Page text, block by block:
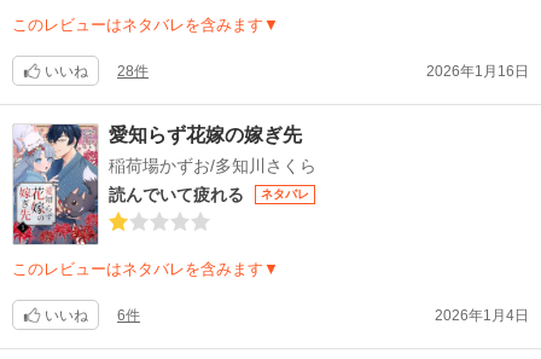
このレビューはネタバレを含みます▼
いいね 28件 2026年1月16日
愛知らず花嫁の嫁ぎ先
稲荷場かずお/多知川さくら
読んでいて疲れる
ネタバレ
このレビューはネタバレを含みます▼
いいね 6件 2026年1月4日